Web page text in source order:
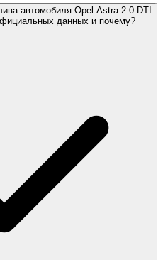
автомобиля Opel Astra 2.0 DTI
данных и почему?